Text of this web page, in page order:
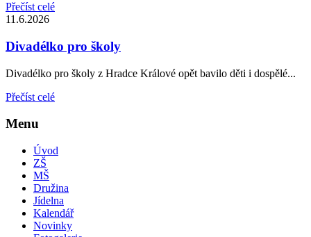
Přečíst celé
11.6.2026
Divadélko pro školy
Divadélko pro školy z Hradce Králové opět bavilo děti i dospělé...
Přečíst celé
Menu
Úvod
ZŠ
MŠ
Družina
Jídelna
Kalendář
Novinky